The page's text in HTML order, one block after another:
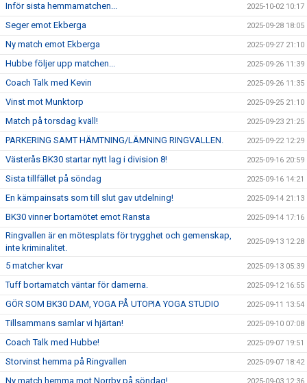
Inför sista hemmamatchen... 2025-10-02 10:17
Seger emot Ekberga 2025-09-28 18:05
Ny match emot Ekberga 2025-09-27 21:10
Hubbe följer upp matchen... 2025-09-26 11:39
Coach Talk med Kevin 2025-09-26 11:35
Vinst mot Munktorp 2025-09-25 21:10
Match på torsdag kväll! 2025-09-23 21:25
PARKERING SAMT HÄMTNING/LÄMNING RINGVALLEN. 2025-09-22 12:29
Västerås BK30 startar nytt lag i division 8! 2025-09-16 20:59
Sista tillfället på söndag 2025-09-16 14:21
En kämpainsats som till slut gav utdelning! 2025-09-14 21:13
BK30 vinner bortamötet emot Ransta 2025-09-14 17:16
Ringvallen är en mötesplats för trygghet och gemenskap,
inte kriminalitet.
2025-09-13 12:28
5 matcher kvar 2025-09-13 05:39
Tuff bortamatch väntar för damerna. 2025-09-12 16:55
GÖR SOM BK30 DAM, YOGA PÅ UTOPIA YOGA STUDIO 2025-09-11 13:54
Tillsammans samlar vi hjärtan! 2025-09-10 07:08
Coach Talk med Hubbe! 2025-09-07 19:51
Storvinst hemma på Ringvallen 2025-09-07 18:42
Ny match hemma mot Norrby på söndag!